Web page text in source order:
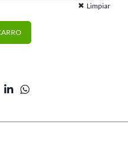
Limpiar
(1000 un.) | GH cantidad